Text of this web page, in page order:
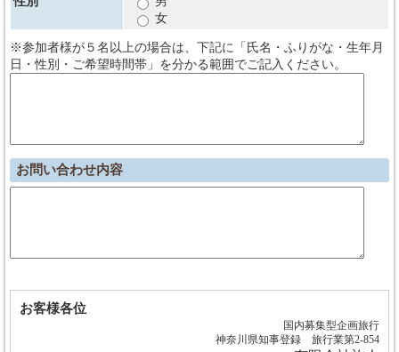
女
※参加者様が５名以上の場合は、下記に「氏名・ふりがな・生年月
日・性別・ご希望時間帯」を分かる範囲でご記入ください。
お問い合わせ内容
お客様各位
国内募集型企画旅行
神奈川県知事登録 旅行業第2-854